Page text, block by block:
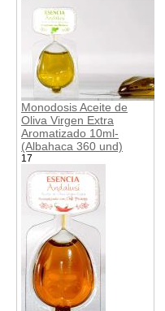
Monodosis Aceite de
Oliva Virgen Extra
Aromatizado 10ml-
(Albahaca 360 und)
17